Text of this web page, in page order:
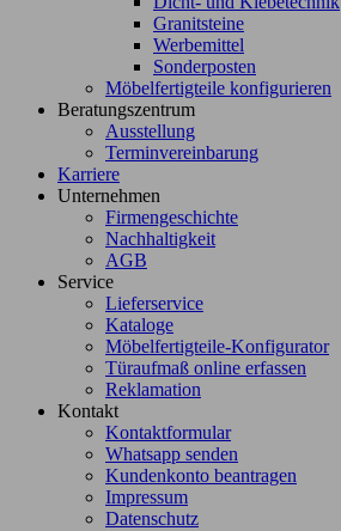
Granitsteine
Werbemittel
Sonderposten
Möbelfertigteile konfigurieren
Beratungszentrum
Ausstellung
Terminvereinbarung
Karriere
Unternehmen
Firmengeschichte
Nachhaltigkeit
AGB
Service
Lieferservice
Kataloge
Möbelfertigteile-Konfigurator
Türaufmaß online erfassen
Reklamation
Kontakt
Kontaktformular
Whatsapp senden
Kundenkonto beantragen
Impressum
Datenschutz